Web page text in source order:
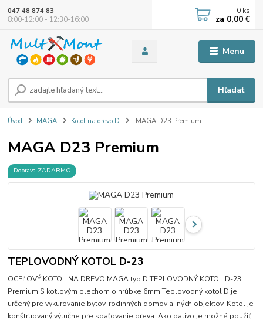
Menu
Hľadať
047 48 874 83
8:00-12:00 - 12:30-16:00
0 ks
za 0,00 €
Úvod MAGA Kotol na drevo D MAGA D23 Premium
MAGA D23 Premium
Doprava ZADARMO
TEPLOVODNÝ KOTOL D-23
OCEĽOVÝ KOTOL NA DREVO MAGA typ D TEPLOVODNÝ KOTOL D-23
Premium S kotlovým plechom o hrúbke 6mm Teplovodný kotol D je
určený pre vykurovanie bytov, rodinných domov a iných objektov. Kotol je
konštruovaný výlučne pre spaľovanie dreva. Ako palivo je možné použiť